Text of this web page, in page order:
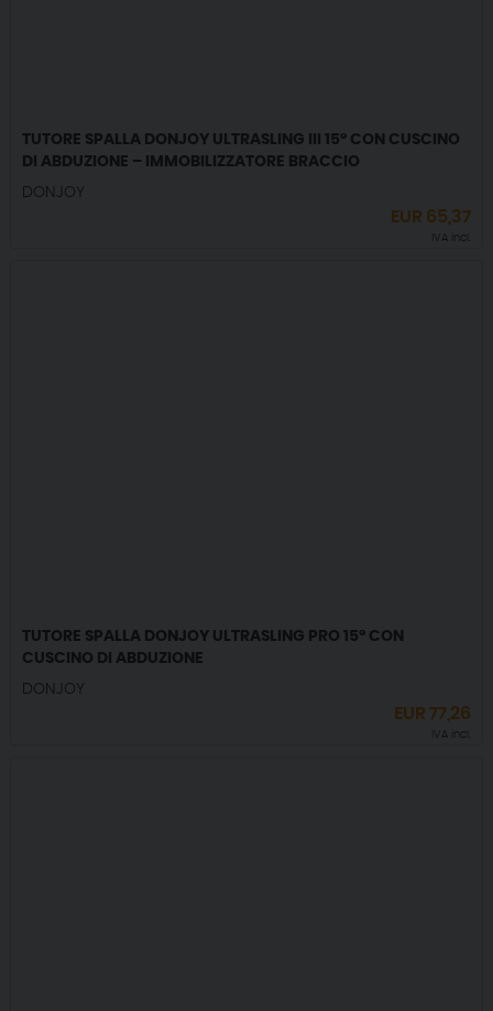
TUTORE SPALLA DONJOY ULTRASLING III 15° CON CUSCINO
DI ABDUZIONE – IMMOBILIZZATORE BRACCIO
DONJOY
EUR 65,37
IVA incl.
TUTORE SPALLA DONJOY ULTRASLING PRO 15° CON
CUSCINO DI ABDUZIONE
DONJOY
EUR77,26
IVA incl.